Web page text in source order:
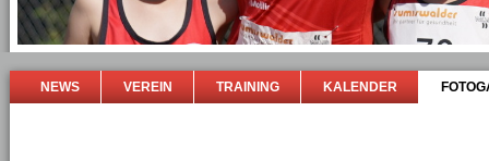
NEWS VEREIN TRAINING KALENDER